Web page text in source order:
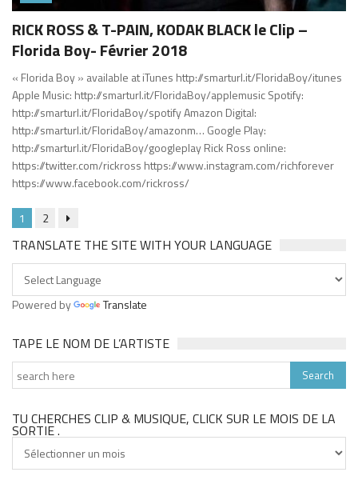
RICK ROSS & T-PAIN, KODAK BLACK le Clip –
Florida Boy- Février 2018
« Florida Boy » available at iTunes http://smarturl.it/FloridaBoy/itunes
Apple Music: http://smarturl.it/FloridaBoy/applemusic Spotify:
http://smarturl.it/FloridaBoy/spotify Amazon Digital:
http://smarturl.it/FloridaBoy/amazonm… Google Play:
http://smarturl.it/FloridaBoy/googleplay Rick Ross online:
https://twitter.com/rickross https://www.instagram.com/richforever
https://www.facebook.com/rickross/
1 2
TRANSLATE THE SITE WITH YOUR LANGUAGE
Powered by Translate
TAPE LE NOM DE L’ARTISTE
TU CHERCHES CLIP & MUSIQUE, CLICK SUR LE MOIS DE LA
SORTIE .
cherches